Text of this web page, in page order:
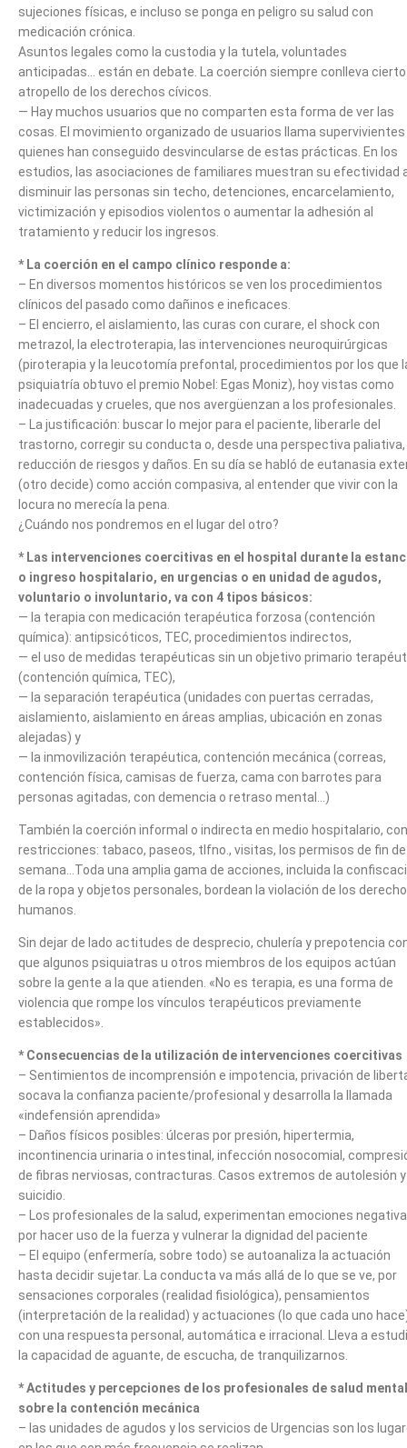
sujeciones físicas, e incluso se ponga en peligro su salud con
medicación crónica.
Asuntos legales como la custodia y la tutela, voluntades
anticipadas… están en debate. La coerción siempre conlleva cierto
atropello de los derechos cívicos.
— Hay muchos usuarios que no comparten esta forma de ver las
cosas. El movimiento organizado de usuarios llama supervivientes
quienes han conseguido desvincularse de estas prácticas. En los
estudios, las asociaciones de familiares muestran su efectividad
disminuir las personas sin techo, detenciones, encarcelamiento,
victimización y episodios violentos o aumentar la adhesión al
tratamiento y reducir los ingresos.
* La coerción en el campo clínico responde a:
– En diversos momentos históricos se ven los procedimientos
clínicos del pasado como dañinos e ineficaces.
– El encierro, el aislamiento, las curas con curare, el shock con
metrazol, la electroterapia, las intervenciones neuroquirúrgicas
(piroterapia y la leucotomía prefontal, procedimientos por los que
psiquiatría obtuvo el premio Nobel: Egas Moniz), hoy vistas como
inadecuadas y crueles, que nos avergüenzan a los profesionales.
– La justificación: buscar lo mejor para el paciente, liberarle del
trastorno, corregir su conducta o, desde una perspectiva paliativa,
reducción de riesgos y daños. En su día se habló de eutanasia
(otro decide) como acción compasiva, al entender que vivir con la
locura no merecía la pena.
¿Cuándo nos pondremos en el lugar del otro?
* Las intervenciones coercitivas en el hospital durante la
o ingreso hospitalario, en urgencias o en unidad de agudos,
voluntario o involuntario, va con 4 tipos básicos:
— la terapia con medicación terapéutica forzosa (contención
química): antipsicóticos, TEC, procedimientos indirectos,
— el uso de medidas terapéuticas sin un objetivo primario
(contención química, TEC),
— la separación terapéutica (unidades con puertas cerradas,
aislamiento, aislamiento en áreas amplias, ubicación en zonas
alejadas) y
— la inmovilización terapéutica, contención mecánica (correas,
contención física, camisas de fuerza, cama con barrotes para
personas agitadas, con demencia o retraso mental…)
También la coerción informal o indirecta en medio hospitalario, con
restricciones: tabaco, paseos, tlfno., visitas, los permisos de fin de
semana…Toda una amplia gama de acciones, incluida la
de la ropa y objetos personales, bordean la violación de los
humanos.
Sin dejar de lado actitudes de desprecio, chulería y prepotencia
que algunos psiquiatras u otros miembros de los equipos actúan
sobre la gente a la que atienden. «No es terapia, es una forma de
violencia que rompe los vínculos terapéuticos previamente
establecidos».
* Consecuencias de la utilización de intervenciones coercitivas
– Sentimientos de incomprensión e impotencia, privación de
socava la confianza paciente/profesional y desarrolla la llamada
«indefensión aprendida»
– Daños físicos posibles: úlceras por presión, hipertermia,
incontinencia urinaria o intestinal, infección nosocomial,
de fibras nerviosas, contracturas. Casos extremos de autolesión y
suicidio.
– Los profesionales de la salud, experimentan emociones
por hacer uso de la fuerza y vulnerar la dignidad del paciente
– El equipo (enfermería, sobre todo) se autoanaliza la actuación
hasta decidir sujetar. La conducta va más allá de lo que se ve, por
sensaciones corporales (realidad fisiológica), pensamientos
(interpretación de la realidad) y actuaciones (lo que cada uno
con una respuesta personal, automática e irracional. Lleva a
la capacidad de aguante, de escucha, de tranquilizarnos.
* Actitudes y percepciones de los profesionales de salud mental
sobre la contención mecánica
– las unidades de agudos y los servicios de Urgencias son los